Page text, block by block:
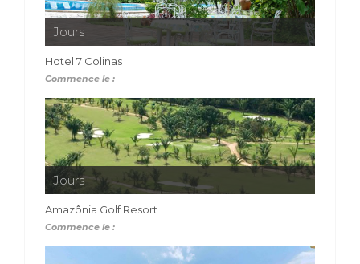
Jours
Hotel 7 Colinas
Commence le :
Jours
Amazônia Golf Resort
Commence le :